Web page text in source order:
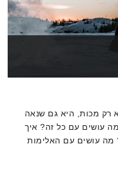
רק מכות, היא גם שנאה
עושים עם כל זה? איך
מה עושים עם האלימות